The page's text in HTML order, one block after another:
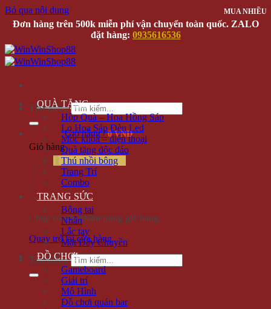
Bỏ qua nội dung
Đơn hàng trên 500k miễn phí vận chuyển toàn quốc. ZALO
đặt hàng: 0935616536
Tìm kiếm:
Giỏ hàng /0 VNĐ
Giỏ hàng
Chưa có sản phẩm trong giỏ hàng.
Quay trở lại cửa hàng
Tìm kiếm:
QUÀ TẶNG
Hộp Quà – Hoa Hồng Sáp
Lọ Hoa Sáp Đèn Led
Móc khóa – điện thoại
Quà tặng độc đáo
Thú nhồi bông
Trang Trí
Combo
TRANG SỨC
Bông tai
Nhẫn
Lắc tay
Mặt Dây Chuyền
ĐỒ CHƠI
Gameboard
Giải trí
Mô Hình
Đồ chơi quán bar
MUA NHIỀU